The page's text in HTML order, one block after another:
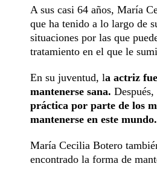
A sus casi 64 años, María
que ha tenido a lo largo de
situaciones por las que
tratamiento en el que le
En su juventud, la actriz
mantenerse sana.
práctica por parte de los
mantenerse en este mundo.
María Cecilia Botero
encontrado la forma de